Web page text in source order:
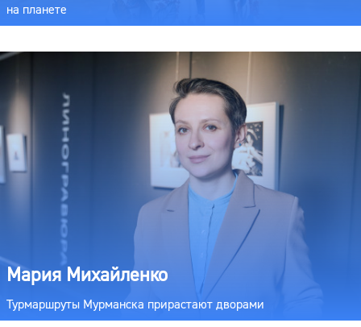
на планете
Мария Михайленко
Турмаршруты Мурманска прирастают дворами